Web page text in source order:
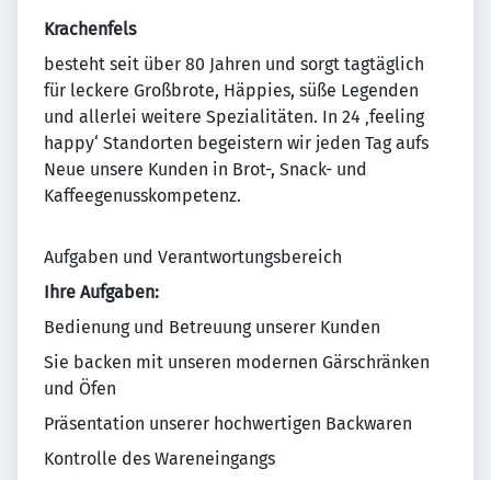
Krachenfels
besteht seit über 80 Jahren und sorgt tagtäglich
für leckere Großbrote, Häppies, süße Legenden
und allerlei weitere Spezialitäten. In 24 ‚feeling
happy‘ Standorten begeistern wir jeden Tag aufs
Neue unsere Kunden in Brot-, Snack- und
Kaffeegenusskompetenz.
Aufgaben und Verantwortungsbereich
Ihre Aufgaben:
Bedienung und Betreuung unserer Kunden
Sie backen mit unseren modernen Gärschränken
und Öfen
Präsentation unserer hochwertigen Backwaren
Kontrolle des Wareneingangs